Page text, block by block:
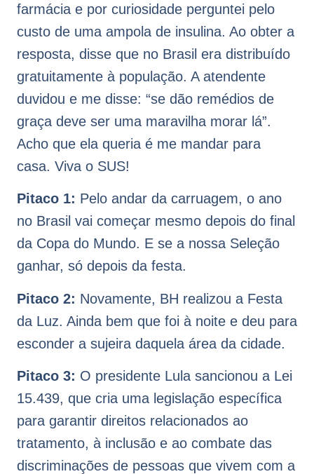
farmácia e por curiosidade perguntei pelo
custo de uma ampola de insulina. Ao obter a
resposta, disse que no Brasil era distribuído
gratuitamente à população. A atendente
duvidou e me disse: “se dão remédios de
graça deve ser uma maravilha morar lá”.
Acho que ela queria é me mandar para
casa. Viva o SUS!
Pitaco 1: Pelo andar da carruagem, o ano
no Brasil vai começar mesmo depois do final
da Copa do Mundo. E se a nossa Seleção
ganhar, só depois da festa.
Pitaco 2: Novamente, BH realizou a Festa
da Luz. Ainda bem que foi à noite e deu para
esconder a sujeira daquela área da cidade.
Pitaco 3: O presidente Lula sancionou a Lei
15.439, que cria uma legislação específica
para garantir direitos relacionados ao
tratamento, à inclusão e ao combate das
discriminações de pessoas que vivem com a